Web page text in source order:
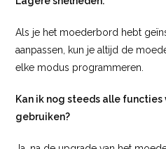
Als je het moederbord hebt
aanpassen, kun je altijd de
elke modus programmeren.
Kan ik nog steeds alle
gebruiken?